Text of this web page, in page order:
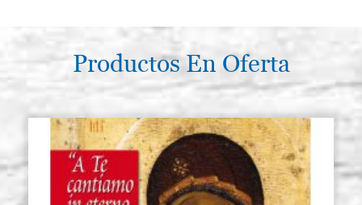
ACQUISTA
SERIE 107/S OBRA MAESTRA
CEPILLO REDONDO EN SINTÉTICO
KOLINSKY MARTEN n. 4
Existencias: 7 - COD.
€ 14,10 ACQUISTA
SERIE 107/S OBRA MAESTRA
CEPILLO REDONDO EN SINTÉTICO
KOLINSKY MARTEN n. 6
Existencias: 5 - COD.
P03622
Productos En Oferta